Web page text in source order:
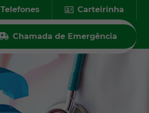
Telefones Carteirinha
Chamada de Emergência